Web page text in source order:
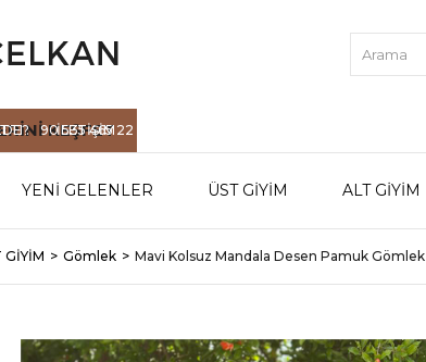
: 90 535 465 22
KEŞFET
İLETİŞİM
YENİ GELENLER ÜST GİYİM ALT GİYİM
GİYİM Gömlek Mavi Kolsuz Mandala Desen Pamuk Gömlek